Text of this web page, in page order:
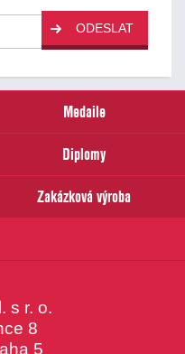
ODESLAT
Medaile
Diplomy
Zakázková výroba
s r. o.
8
5